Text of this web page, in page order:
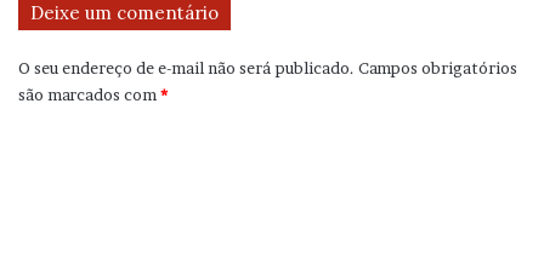
Deixe um comentário
O seu endereço de e-mail não será publicado. Campos obrigatórios
são marcados com *